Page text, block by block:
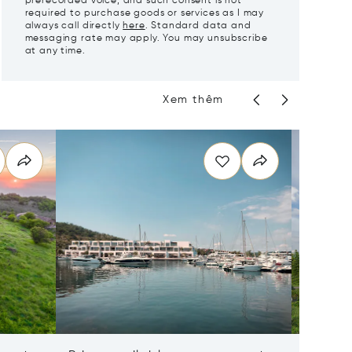
required to purchase goods or services as I may
always call directly here. Standard data and
messaging rate may apply. You may unsubscribe
at any time.
Xem thêm